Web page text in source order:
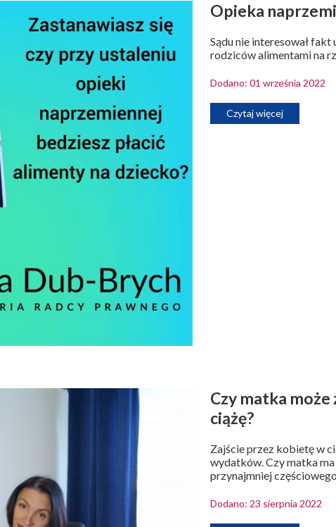
Opieka
Sądu nie interesował
rodziców alimentami na
Dodano: 01 września 2022
Czytaj więcej
Czy matka
ciążę?
Zajście przez kobietę w
wydatków. Czy matka
przynajmniej
Dodano: 23 sierpnia 2022